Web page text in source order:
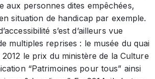
aux personnes dites empêchées,
situation de handicap par exemple.
s’est d’ailleurs vue
multiples reprises : le musée du quai
le prix du ministère de la Culture
“Patrimoines pour tous” ainsi